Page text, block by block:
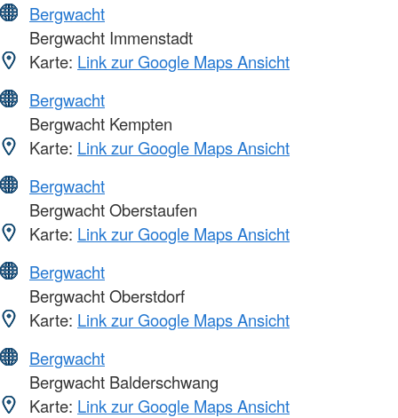
Bergwacht
Bergwacht Immenstadt
Karte: Link zur Google Maps Ansicht
Bergwacht
Bergwacht Kempten
Karte: Link zur Google Maps Ansicht
Bergwacht
Bergwacht Oberstaufen
Karte: Link zur Google Maps Ansicht
Bergwacht
Bergwacht Oberstdorf
Karte: Link zur Google Maps Ansicht
Bergwacht
Bergwacht Balderschwang
Karte: Link zur Google Maps Ansicht